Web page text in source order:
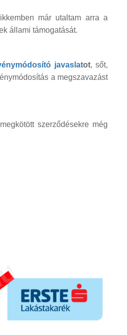
már utaltam arra a
állami támogatását.
javaslatot, sőt,
a megszavazást
szerződésekre még